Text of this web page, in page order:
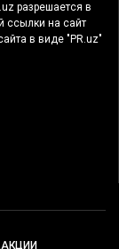
разрешается в
ссылки на сайт
в виде "PR.uz"